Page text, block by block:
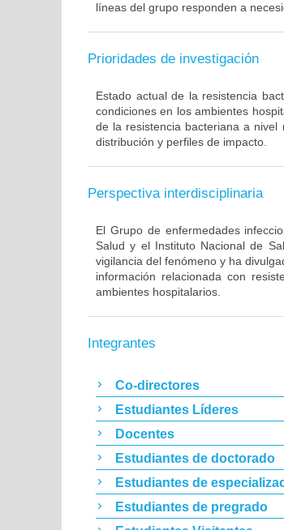
líneas del grupo responden a
Prioridades de investigación
Estado actual de la resistencia
condiciones en los ambientes
de la resistencia bacteriana a nivel
distribución y perfiles de impacto.
Perspectiva interdisciplinaria
El Grupo de enfermedades
Salud y el Instituto Nacional de
vigilancia del fenómeno y ha
información relacionada con
ambientes hospitalarios.
Integrantes
Co-directores
Estudiantes Líderes
Docentes
Estudiantes de doctorado
Estudiantes de
Estudiantes de pregrado